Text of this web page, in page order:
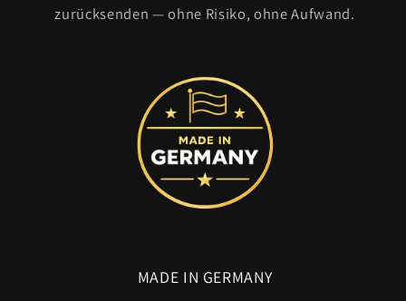
zurücksenden — ohne Risiko, ohne Aufwand.
MADE IN GERMANY